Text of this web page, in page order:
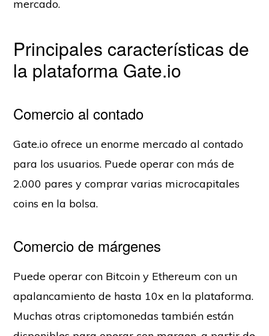
mercado.
Principales características de
la plataforma Gate.io
Comercio al contado
Gate.io ofrece un enorme mercado al contado
para los usuarios. Puede operar con más de
2.000 pares y comprar varias microcapitales
coins en la bolsa.
Comercio de márgenes
Puede operar con Bitcoin y Ethereum con un
apalancamiento de hasta 10x en la plataforma.
Muchas otras criptomonedas también están